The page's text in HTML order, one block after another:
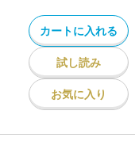
カートに入れる
試し読み
お気に入り